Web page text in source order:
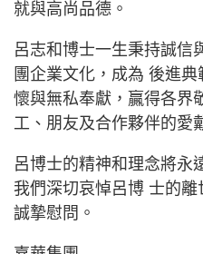
就與高尚品德。
呂志和博士一生秉持誠信
團企業文化，成為 後進
懷與無私奉獻，贏得各界
工、朋友及合作夥伴的愛
呂博士的精神和理念將永
我們深切哀悼呂博 士的
誠摯慰問。